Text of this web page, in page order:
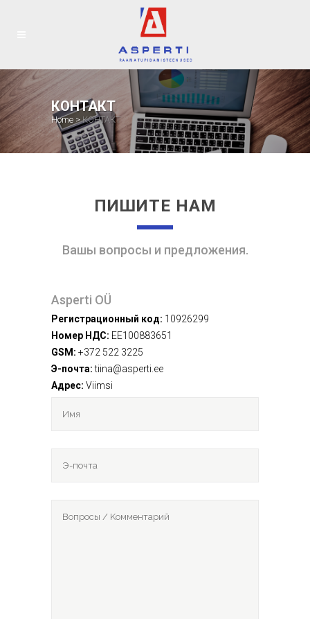
КОНТАКТ
Home >КОНТАКТ
ПИШИТЕ НАМ
Вашы вопросы и предложения.
Asperti OÜ
Pегистрационный код: 10926299
Hомер НДС: EE100883651
GSM: +372 522 3225
Э-почта:tiina@asperti.ee
Aдрес: Viimsi